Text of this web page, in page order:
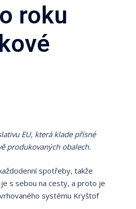
roku
EU, která klade přísné
produkovaných obalech.
spotřeby, takže
s sebou na cesty, a proto je
systému Kryštof